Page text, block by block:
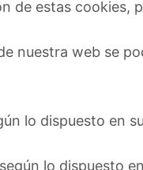
de estas cookies,
nuestra web se
lo dispuesto en
lo dispuesto